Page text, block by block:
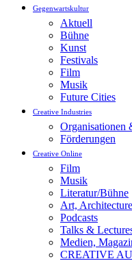
Gegenwartskultur
Aktuell
Bühne
Kunst
Festivals
Film
Musik
Future Cities
Creative Industries
Organisationen
Förderungen
Creative Online
Film
Musik
Literatur/Bühne
Art,
Podcasts
Talks &
Medien,
CREATIVE